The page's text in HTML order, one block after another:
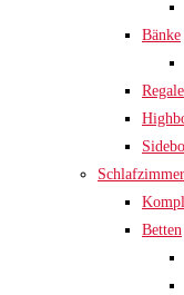
Bänke
Schlafzimmer
Betten